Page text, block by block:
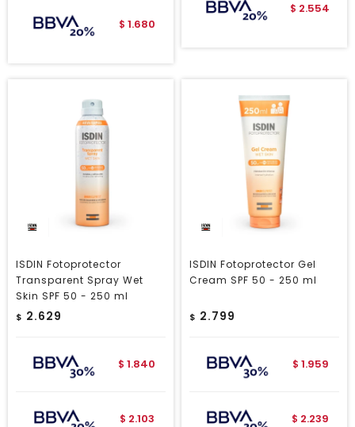
$ 1.680
$ 2.554
ISDIN Fotoprotector
Transparent Spray Wet
Skin SPF 50 - 250 ml
$ 2.629
$ 1.840
$ 2.103
ISDIN Fotoprotector Gel
Cream SPF 50 - 250 ml
$ 2.799
$ 1.959
$ 2.239